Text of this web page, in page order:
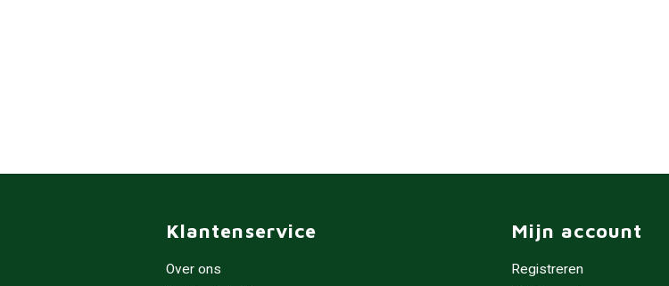
Klantenservice
Over ons
Mijn account
Registreren